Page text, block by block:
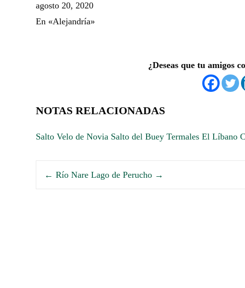
agosto 20, 2020
En «Alejandría»
¿Deseas que tu amigos
NOTAS RELACIONADAS
Salto Velo de Novia Salto del Buey Termales El Líbano
← Río Nare Lago de Perucho →